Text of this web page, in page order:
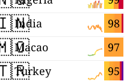
98
India
97
Macao
95
Turkey